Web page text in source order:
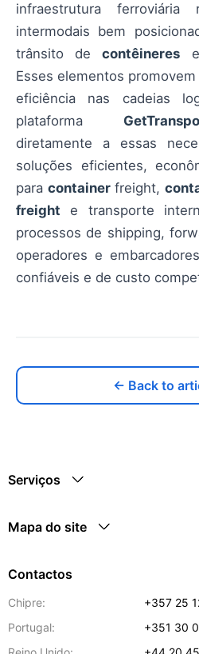
infraestrutura
intermodais bem
trânsito decontêineres
Esses elementos
eficiência nas cadeias
plataforma
diretamente a essas
soluções eficientes,
para containerfreight,
freight e transporte
processos de shipping,
operadores e
confiáveis e de custo
← Back to
Serviços
Mapa do site
Contactos
Chipre:
+357 25
Portugal:
+351 30